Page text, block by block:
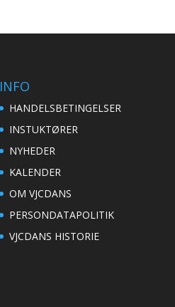
INFO
HANDELSBETINGELSER
INSTUKTØRER
NYHEDER
KALENDER
OM VJCDANS
PERSONDATAPOLITIK
VJCDANS HISTORIE